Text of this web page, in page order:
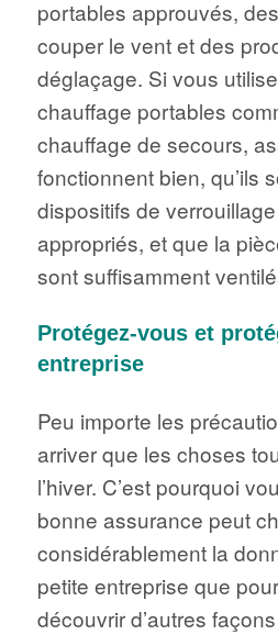
portables approuvés,
couper le vent et des
déglaçage. Si vous
chauffage portables
chauffage de secours,
fonctionnent bien, qu’ils
dispositifs de
appropriés, et que la
sont suffisamment
Protégez-vous et
entreprise
Peu importe les
arriver que les choses
l’hiver. C’est pourquoi
bonne assurance peut
considérablement la
petite entreprise que
découvrir d’autres